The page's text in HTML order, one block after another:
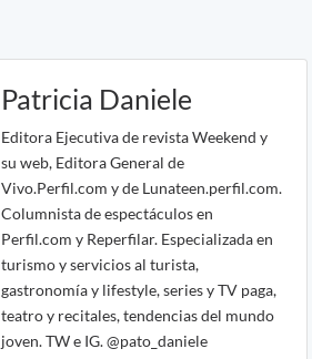
Patricia Daniele
Editora Ejecutiva de revista Weekend y
su web, Editora General de
Vivo.Perfil.com y de Lunateen.perfil.com.
Columnista de espectáculos en
Perfil.com y Reperfilar. Especializada en
turismo y servicios al turista,
gastronomía y lifestyle, series y TV paga,
teatro y recitales, tendencias del mundo
joven. TW e IG. @pato_daniele